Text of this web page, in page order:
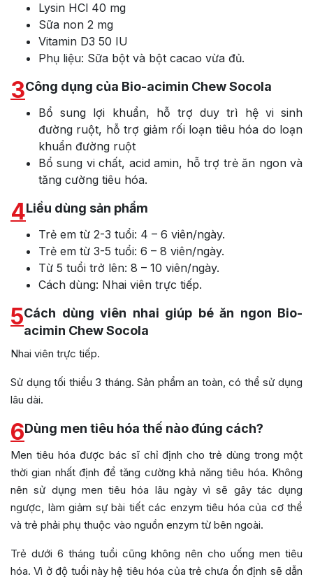
Lysin HCl 40 mg
Sữa non 2 mg
Vitamin D3 50 IU
Phụ liệu: Sữa bột và bột cacao vừa đủ.
3Công dụng của Bio-acimin Chew Socola
Bổ sung lợi khuẩn, hỗ trợ duy trì hệ vi sinh
đường ruột, hỗ trợ giảm rối loạn tiêu hóa do loạn
khuẩn đường ruột
Bổ sung vi chất, acid amin, hỗ trợ trẻ ăn ngon và
tăng cường tiêu hóa.
4Liều dùng sản phẩm
Trẻ em từ 2-3 tuổi: 4 – 6 viên/ngày.
Trẻ em từ 3-5 tuổi: 6 – 8 viên/ngày.
Từ 5 tuổi trở lên: 8 – 10 viên/ngày.
Cách dùng: Nhai viên trực tiếp.
5Cách dùng viên nhai giúp bé ăn ngon Bio-
acimin Chew Socola
Nhai viên trực tiếp.
Sử dụng tối thiểu 3 tháng. Sản phẩm an toàn, có thể sử dụng
lâu dài.
6Dùng men tiêu hóa thế nào đúng cách?
Men tiêu hóa được bác sĩ chỉ định cho trẻ dùng trong một
thời gian nhất định để tăng cường khả năng tiêu hóa. Không
nên sử dụng men tiêu hóa lâu ngày vì sẽ gây tác dụng
ngược, làm giảm sự bài tiết các enzym tiêu hóa của cơ thể
và trẻ phải phụ thuộc vào nguồn enzym từ bên ngoài.
Trẻ dưới 6 tháng tuổi cũng không nên cho uống men tiêu
hóa. Vì ở độ tuổi này hệ tiêu hóa của trẻ chưa ổn định sẽ dẫn